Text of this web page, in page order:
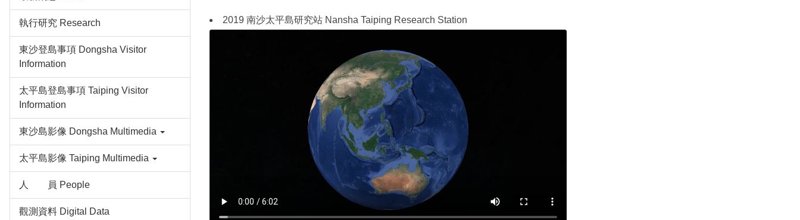
執行研究 Research
東沙登島事項 Dongsha Visitor
Information
太平島登島事項 Taiping Visitor
Information
東沙島影像 Dongsha Multimedia
太平島影像 Taiping Multimedia
人 員 People
觀測資料 Digital Data
2019 南沙太平島研究站 Nansha Taiping Research Station